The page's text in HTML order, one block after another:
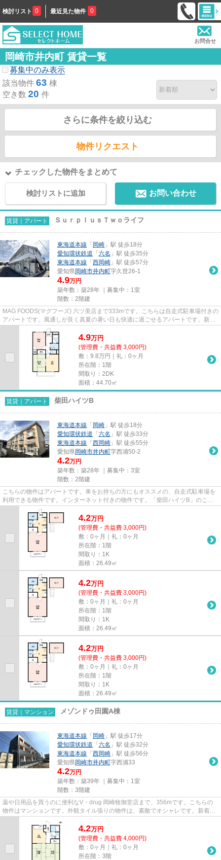
検討リスト 0 最近見た物件 0
お問合せ
岡崎市井内町 賃貸一覧
募集中のみ表示
該当物件 63 棟
空き数 20 件
さらに条件を絞り込む
物件リクエスト
チェックした物件をまとめて
検討リストに追加 お問い合わせ
賃貸｜アパート ＳｕｒｐｌｕｓＴｗｏライフ
東海道本線 「 岡崎 」駅 徒歩18分
愛知環状鉄道 「 六名 」駅 徒歩35分
東海道本線 「 西岡崎 」駅 徒歩57分
愛知県岡崎市井内町字久世26-1
4.9万円
築年数：築28年 ｜募集中： 1室
階数：2階建
MAG FOODS(マグフーズ) 六ツ美店まで333mです。こちらは自走式駐車場付きの
アパートです。風通しが良く真夏の暑い日も快適に過ごせるアパートです。新着
情報：SurplusTwoライフの空室...
4.9万円
(管理費・共益費 3,000円)
敷：9.8万円｜礼：0ヶ月
所在階：1階
間取り：2DK
面積：44.70㎡
賃貸｜アパート 柴田ハイツB
東海道本線 「 岡崎 」駅 徒歩18分
愛知環状鉄道 「 六名 」駅 徒歩33分
東海道本線 「 西岡崎 」駅 徒歩55分
愛知県岡崎市井内町字西浦50-2
4.2万円
築年数：築28年 ｜募集中： 3室
階数：2階建
こちらの物件はアパートです。車をお持ちの方にもオススメの、自走式駐車場を
利用できる物件です。インターネット付きの物件です。「柴田ハイツB」のここ
がイチオシ。物件探しを始める...
4.2万円
(管理費・共益費 3,000円)
敷：0ヶ月｜礼：0ヶ月
所在階：1階
間取り：1K
面積：26.49㎡
4.2万円
(管理費・共益費 3,000円)
敷：0ヶ月｜礼：0ヶ月
所在階：1階
間取り：1K
面積：26.49㎡
4.2万円
(管理費・共益費 3,000円)
敷：0ヶ月｜礼：0ヶ月
所在階：1階
間取り：1K
面積：26.49㎡
賃貸｜マンション メゾンドゥ田園A棟
東海道本線 「 岡崎 」駅 徒歩17分
愛知環状鉄道 「 六名 」駅 徒歩32分
東海道本線 「 西岡崎 」駅 徒歩56分
愛知県岡崎市井内町字西浦33
4.2万円
築年数：築39年 ｜募集中： 1室
階数：3階建
薬や日用品を買うのに便利なV・drug 岡崎牧御堂店まで、356mです。こちらの
物件はマンションです。外観タイル張りの物件は、素敵でオシャレです。新着情
4.2万円
(管理費・共益費 4,000円)
敷：0ヶ月｜礼：0ヶ月
所在階：3階